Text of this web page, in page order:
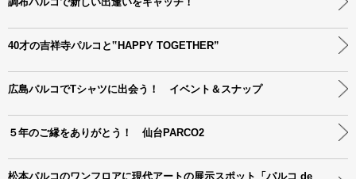
40才の吉祥寺パルコと‟HAPPY TOGETHER”
広島パルコでTシャツに出会う！ イベント＆スナップ
５年のご縁をありがとう！ 仙台PARCO2
松本パルコのワンフロアに現代アートの展示スポット「パルコ de